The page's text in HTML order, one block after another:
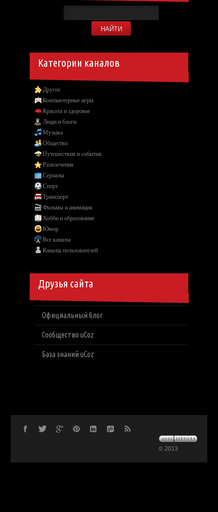
Категории каналов
Другое
Компьютерные игры
Красота и здоровье
Люди и блоги
Музыка
Общество
Путешествия и события
Развлечения
Сериалы
Спорт
Транспорт
Фильмы и анимация
Хобби и образование
Юмор
Все каналы
Каналы пользователей
Друзья сайта
Официальный блог
Сообщество uCoz
База знаний uCoz
© 2013